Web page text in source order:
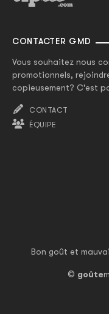
Bon goût et
© goûte
CONTACTER GMD
Vous souhaitez nous
promotionnels,
copieusement? C'est
CONTACT
ÉQUIPE